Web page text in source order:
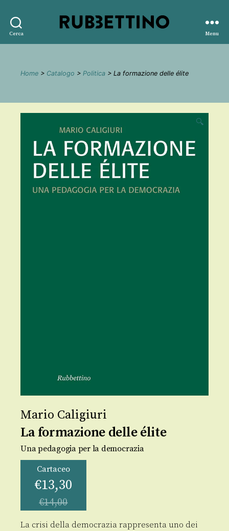
Cerca
editore
Menu
Home > Catalogo > Politica > La formazione delle élite
🔍
Mario Caligiuri
La formazione delle élite
Una pedagogia per la democrazia
Cartaceo
€13,30
€14,00
La crisi della democrazia rappresenta uno dei